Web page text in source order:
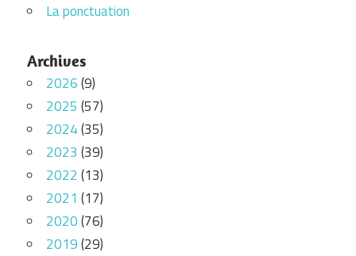
La ponctuation
Archives
2026(9)
2025 (57)
2024(35)
2023 (39)
2022 (13)
2021 (17)
2020(76)
2019(29)